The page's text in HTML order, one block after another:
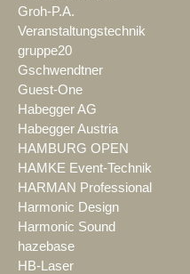
Groh-P.A.
Veranstaltungstechnik
gruppe20
Gschwendtner
Guest-One
Habegger AG
Habegger Austria
HAMBURG OPEN
HAMKE Event-Technik
HARMAN Professional
Harmonic Design
Harmonic Sound
hazebase
HB-Laser